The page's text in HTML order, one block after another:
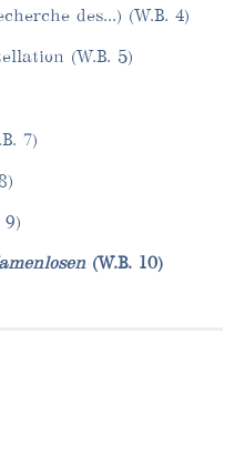
des...) (W.B. 4)
(W.B. 5)
7)
9)
(W.B. 10)